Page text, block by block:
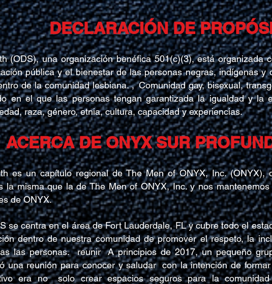
DECLARACIÓN DE
(ODS), una organización benéfica 501(c)(3), está organizada
pública y el bienestar de las personas negras, indígenas y
de la comunidad lesbiana. , Comunidad gay, bisexual,
en el que las personas tengan garantizada la igualdad y la
raza, género, etnia, cultura, capacidad y experiencias.
ACERCA DE ONYX SUR
es un capítulo regional de The Men of ONYX, Inc. (ONYX),
la misma que la de The Men of ONYX, Inc. y nos
de ONYX.
se centra en el área de Fort Lauderdale, FL y cubre todo el
dentro de nuestra comunidad de promover el respeto, la
las personas.
reunir
A principios de 2017, un pequeño
una reunión para conocer y saludar con la intención de
era no
solo crear espacios seguros para la